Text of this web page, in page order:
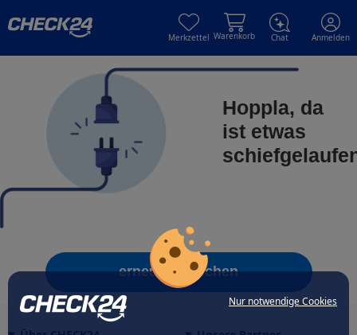
Nur notwendige Cookies
Merkzettel Warenkorb Chat Anmelden
Hoppla, da
ist etwas
erneut versuchen